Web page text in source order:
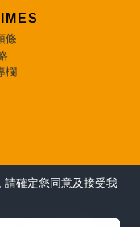
條
欄
請確定您同意及接受我